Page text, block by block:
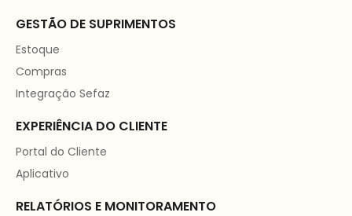
GESTÃO DE SUPRIMENTOS
Estoque
Compras
Integração Sefaz
EXPERIÊNCIA DO CLIENTE
Portal do Cliente
Aplicativo
RELATÓRIOS E MONITORAMENTO